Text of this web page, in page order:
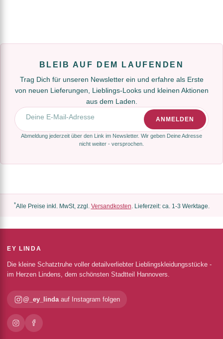
BLEIB AUF DEM LAUFENDEN
Trag Dich für unseren Newsletter ein und erfahre als Erste
von neuen Lieferungen, Lieblings-Looks und kleinen Aktionen
aus dem Laden.
E-Mail-Adresse
ANMELDEN
Abmeldung jederzeit über den Link im Newsletter. Wir geben Deine Adresse
nicht weiter - versprochen.
*Alle Preise inkl. MwSt, zzgl. Versandkosten. Lieferzeit: ca. 1-3 Werktage.
EY LINDA
Die kleine Schatztruhe voller detailverliebter Lieblingskleidungsstücke -
im Herzen Lindens, dem schönsten Stadtteil Hannovers.
@_ey_lindaauf Instagram folgen